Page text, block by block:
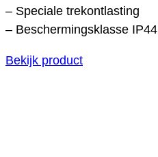
– Speciale trekontlasting
– Beschermingsklasse IP44
Bekijk product